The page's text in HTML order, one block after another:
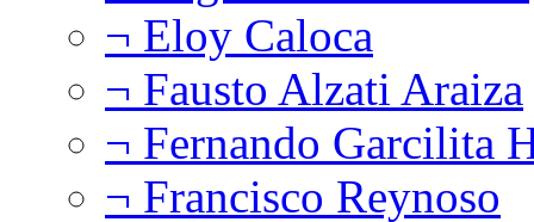
¬ Eloy Caloca
¬ Fausto Alzati Araiza
¬ Fernando Garcilita
¬ Francisco Reynoso